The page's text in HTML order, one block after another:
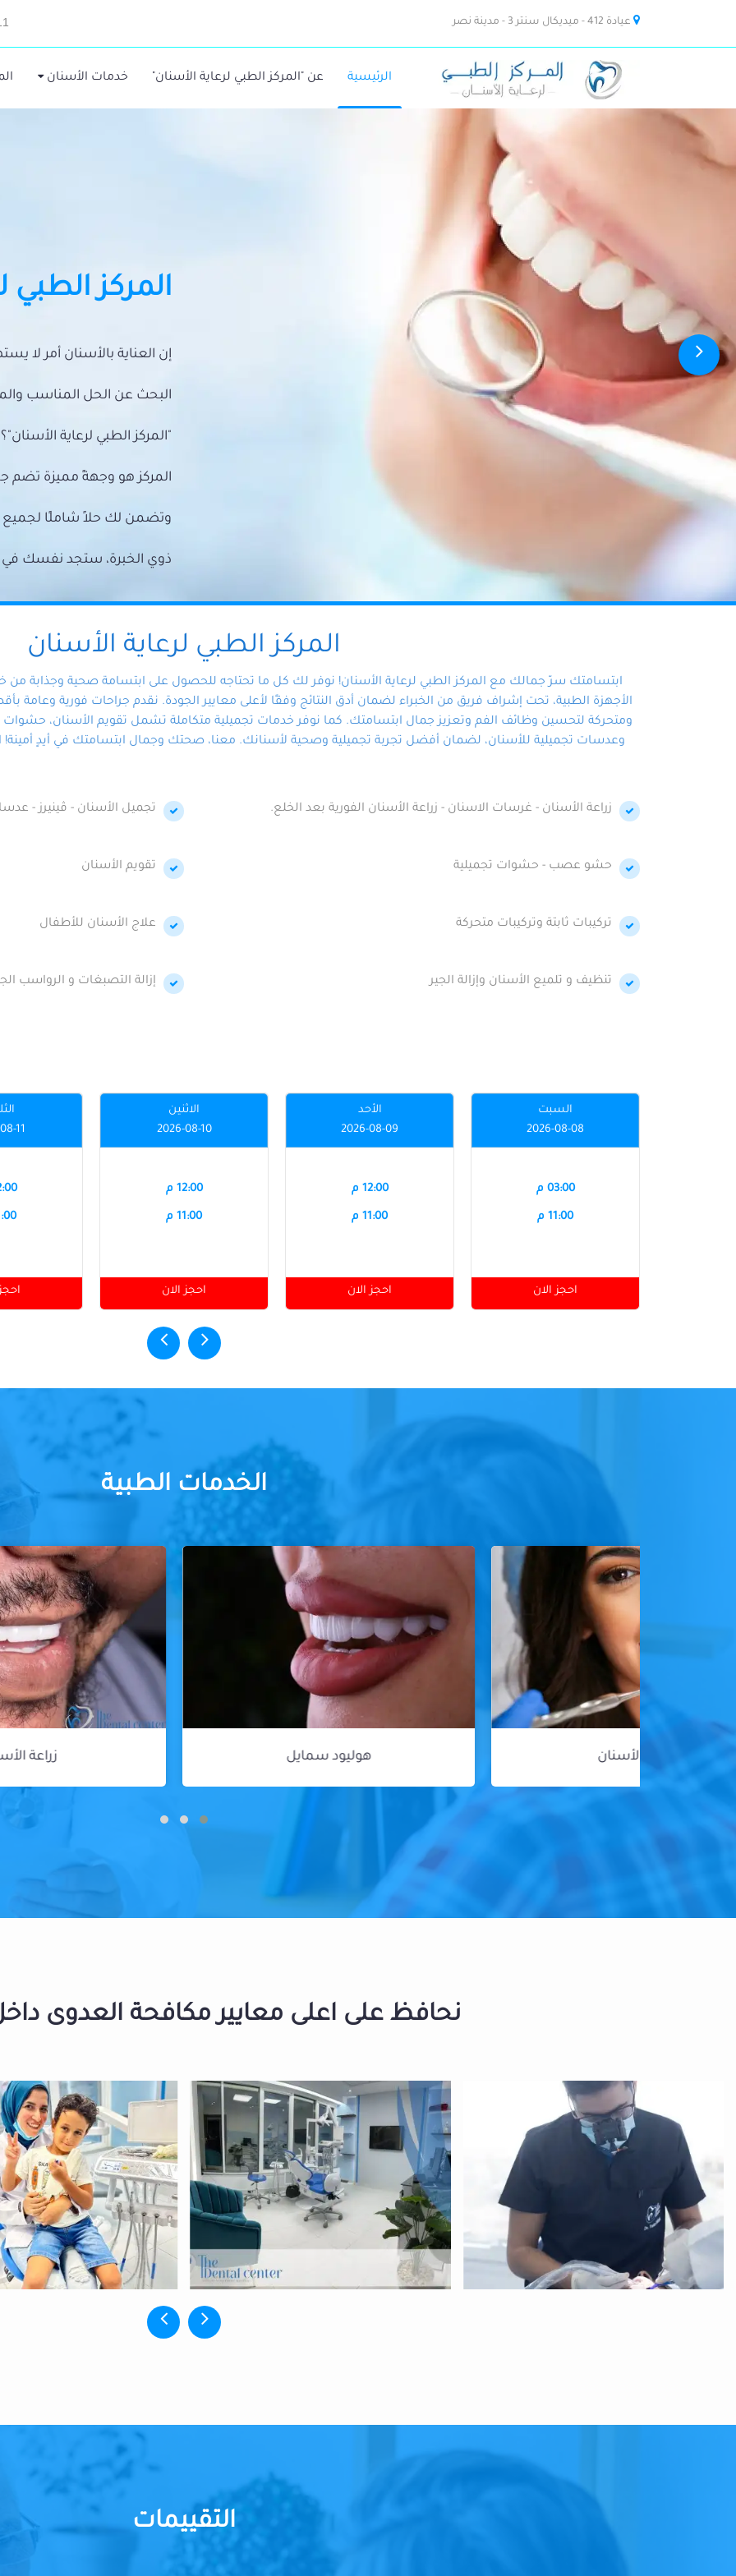
عيادة 412 - ميديكال سنتر 3 - مدينة نصر
الرئيسية عن "المركز الطبي لرعاية الأسنان" خدمات الأسنان
المركز الطبي
إن العناية بالأسنان أمر لا
البحث عن الحل المناسب
"المركز الطبي لرعاية الأسنان"؟
المركز هو وجهةً مميزة تضم
وتضمن لك حلاً شاملًا
ذوي الخبرة، ستجد نفسك في
المركز الطبي لرعاية الأسنان
ابتسامتك سرّ جمالك مع المركز الطبي لرعاية الأسنان! نوفر لك كل ما تحتاجه للحصول على ابتسامة صحية وجذابة
الأجهزة الطبية، تحت إشراف فريق من الخبراء لضمان أدق النتائج وفقًا لأعلى معايير الجودة. نقدم جراحات فورية وعامة
ومتحركة لتحسين وظائف الفم وتعزيز جمال ابتسامتك. كما نوفر خدمات تجميلية متكاملة تشمل تقويم الأسنان، حشوات
وعدسات تجميلية للأسنان، لضمان أفضل تجربة تجميلية وصحية لأسنانك. معنا، صحتك وجمال ابتسامتك في أيدٍ أمينة!
زراعة الأسنان - غرسات الاسنان - زراعة الأسنان الفورية بعد الخلع. تجميل الأسنان - ڤينيرز -
حشو عصب - حشوات تجميلية تقويم الأسنان
تركيبات ثابتة وتركيبات متحركة علاج الأسنان للأطفال
تنظيف و تلميع الأسنان وإزالة الجير إزالة التصبغات و الرواسب
السبت
2026-08-08
03:00 م
11:00 م
احجز الان
الأحد
2026-08-09
12:00 م
11:00 م
احجز الان
الاثنين
2026-08-10
12:00 م
11:00 م
احجز الان
11
الخدمات الطبية
نحافظ على اعلى معايير مكافحة العدوى
التقييمات